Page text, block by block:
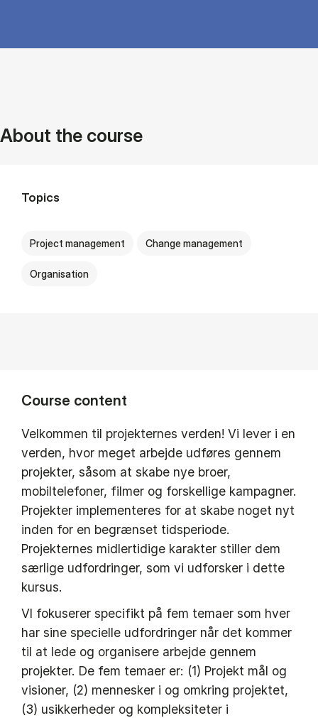
About the course
Topics
Project management Change management
Organisation
Course content
Velkommen til projekternes verden! Vi lever i en
verden, hvor meget arbejde udføres gennem
projekter, såsom at skabe nye broer,
mobiltelefoner, filmer og forskellige kampagner.
Projekter implementeres for at skabe noget nyt
inden for en begrænset tidsperiode.
Projekternes midlertidige karakter stiller dem
særlige udfordringer, som vi udforsker i dette
kursus.
VI fokuserer specifikt på fem temaer som hver
har sine specielle udfordringer når det kommer
til at lede og organisere arbejde gennem
projekter. De fem temaer er: (1) Projekt mål og
visioner, (2) mennesker i og omkring projektet,
(3) usikkerheder og kompleksiteter i